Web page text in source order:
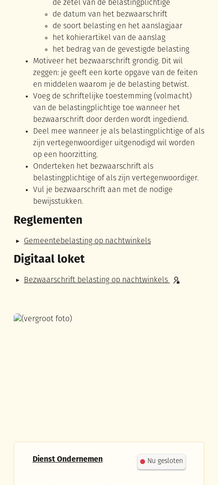
de zetel van de belastingplichtige
de datum van het bezwaarschrift
de soort belasting en het aanslagjaar
het kohierartikel van de aanslag
het bedrag van de gevestigde belasting
Motiveer het bezwaarschrift grondig. Dit wil
zeggen: je geeft een korte opgave van de feiten
en middelen waarom je de belasting betwist.
Voeg de schriftelijke toestemming (volmacht)
van de belastingplichtige toe wanneer het
bezwaarschrift door derden wordt ingediend.
Deel mee wanneer je als belastingplichtige of als
zijn vertegenwoordiger uitgenodigd wil worden
op een hoorzitting.
Onderteken het bezwaarschrift als
belastingplichtige of als zijn vertegenwoordiger.
Vul je bezwaarschrift aan met de nodige
bewijsstukken.
Reglementen
Gemeentebelasting op nachtwinkels
Digitaal loket
Bezwaarschrift belasting op nachtwinkels
Contact
Dienst Ondernemen Nu gesloten